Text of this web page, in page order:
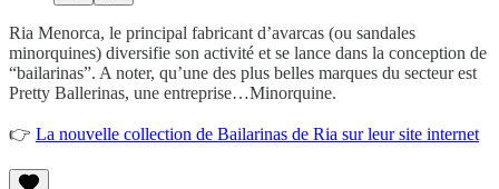
Ria Menorca, le principal fabricant d’avarcas (ou sandales
minorquines) diversifie son activité et se lance dans la conception de
“bailarinas”. A noter, qu’une des plus belles marques du secteur est
Pretty Ballerinas, une entreprise…Minorquine.
👉 La nouvelle collection de Bailarinas de Ria sur leur site internet